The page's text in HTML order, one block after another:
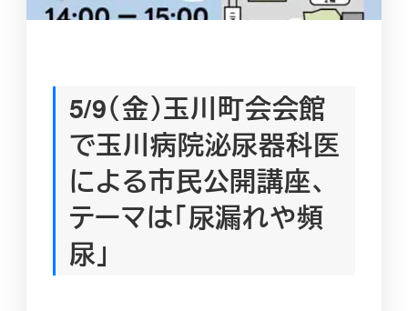
5/9（金）玉川町会会館
で玉川病院泌尿器科医
による市民公開講座、
テーマは「尿漏れや頻
尿」